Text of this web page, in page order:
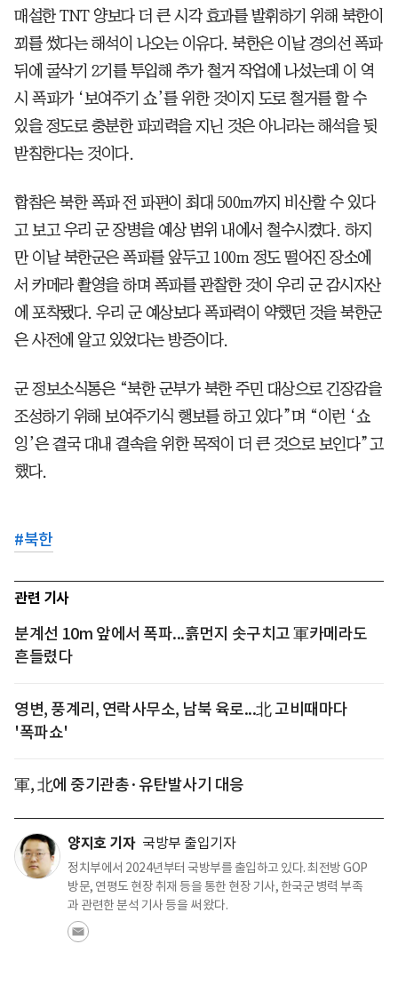
매설한 TNT 양보다 더 큰 시각 효과를 발휘하기 위해 북한이
꾀를 썼다는 해석이 나오는 이유다. 북한은 이날 경의선 폭파
뒤에 굴삭기 2기를 투입해 추가 철거 작업에 나섰는데 이 역
시 폭파가 ‘보여주기 쇼’를 위한 것이지 도로 철거를 할 수
있을 정도로 충분한 파괴력을 지닌 것은 아니라는 해석을 뒷
받침한다는 것이다.
합참은 북한 폭파 전 파편이 최대 500m까지 비산할 수 있다
고 보고 우리 군 장병을 예상 범위 내에서 철수시켰다. 하지
만 이날 북한군은 폭파를 앞두고 100m 정도 떨어진 장소에
서 카메라 촬영을 하며 폭파를 관찰한 것이 우리 군 감시자산
에 포착됐다. 우리 군 예상보다 폭파력이 약했던 것을 북한군
은 사전에 알고 있었다는 방증이다.
군 정보소식통은 “북한 군부가 북한 주민 대상으로 긴장감을
조성하기 위해 보여주기식 행보를 하고 있다”며 “이런 ‘쇼
잉’은 결국 대내 결속을 위한 목적이 더 큰 것으로 보인다”고
했다.
#북한
관련 기사
분계선 10m 앞에서 폭파...흙먼지 솟구치고 軍카메라도
흔들렸다
영변, 풍계리, 연락사무소, 남북 육로...北 고비때마다
'폭파쇼'
軍, 北에 중기관총·유탄발사기 대응
양지호 기자 국방부 출입기자
정치부에서 2024년부터 국방부를 출입하고 있다. 최전방 GOP
방문, 연평도 현장 취재 등을 통한 현장 기사, 한국군 병력 부족
과 관련한 분석 기사 등을 써 왔다.